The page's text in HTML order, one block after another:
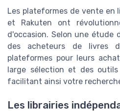
Les plateformes de vente en
et Rakuten ont
d'occasion. Selon une étude
des acheteurs de livres
plateformes pour leurs
large sélection et des
facilitant ainsi votre
Les librairies